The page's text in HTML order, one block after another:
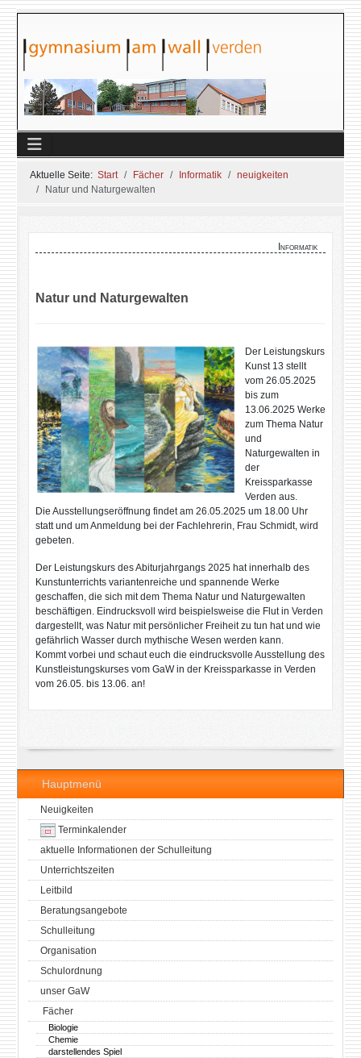
Aktuelle Seite: Start Fächer Informatik
neuigkeiten
Natur und Naturgewalten
Hauptmenü
Neuigkeiten
Terminkalender
aktuelle Informationen der Schulleitung
Unterrichtszeiten
Leitbild
Beratungsangebote
Schulleitung
Organisation
Schulordnung
unser GaW
Fächer
Biologie
Chemie
darstellendes Spiel
Informatik
Natur und Naturgewalten
Der Leistungskurs
Kunst 13 stellt
vom 26.05.2025
bis zum
13.06.2025 Werke
zum Thema Natur
und
Naturgewalten in
der
Kreissparkasse
Verden aus.
Die Ausstellungseröffnung findet am 26.05.2025 um 18.00 Uhr
statt und um Anmeldung bei der Fachlehrerin, Frau Schmidt, wird
gebeten.
Der Leistungskurs des Abiturjahrgangs 2025 hat innerhalb des
Kunstunterrichts variantenreiche und spannende Werke
geschaffen, die sich mit dem Thema Natur und Naturgewalten
beschäftigen. Eindrucksvoll wird beispielsweise die Flut in Verden
dargestellt, was Natur mit persönlicher Freiheit zu tun hat und wie
gefährlich Wasser durch mythische Wesen werden kann.
Kommt vorbei und schaut euch die eindrucksvolle Ausstellung des
Kunstleistungskurses vom GaW in der Kreissparkasse in Verden
vom 26.05. bis 13.06. an!